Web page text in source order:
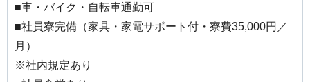
■車・バイク・自転車通勤可
■社員寮完備（家具・家電サポート付・寮費35,000円／
月）
※社内規定あり